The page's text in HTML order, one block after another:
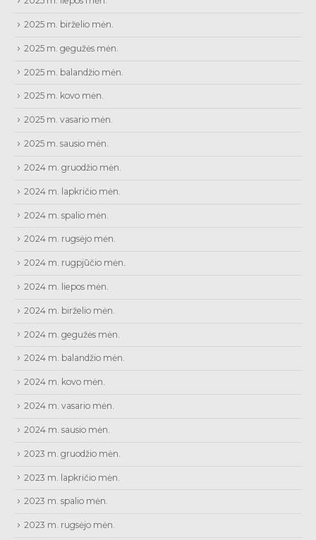
2025 m. birželio mėn.
2025 m. gegužės mėn.
2025 m. balandžio mėn.
2025 m. kovo mėn.
2025 m. vasario mėn.
2025 m. sausio mėn.
2024 m. gruodžio mėn.
2024 m. lapkričio mėn.
2024 m. spalio mėn.
2024 m. rugsėjo mėn.
2024 m. rugpjūčio mėn.
2024 m. liepos mėn.
2024 m. birželio mėn.
2024 m. gegužės mėn.
2024 m. balandžio mėn.
2024 m. kovo mėn.
2024 m. vasario mėn.
2024 m. sausio mėn.
2023 m. gruodžio mėn.
2023 m. lapkričio mėn.
2023 m. spalio mėn.
2023 m. rugsėjo mėn.